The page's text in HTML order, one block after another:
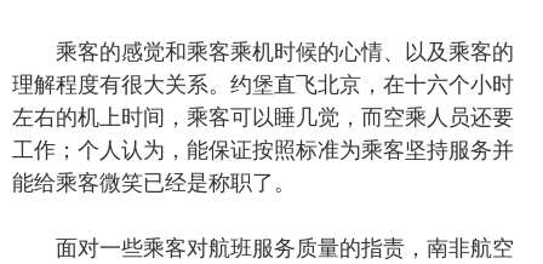
乘客的感觉和乘客乘机时候的心情、以及乘客的
理解程度有很大关系。约堡直飞北京，在十六个小时
左右的机上时间，乘客可以睡几觉，而空乘人员还要
工作；个人认为，能保证按照标准为乘客坚持服务并
能给乘客微笑已经是称职了。
面对一些乘客对航班服务质量的指责，南非航空